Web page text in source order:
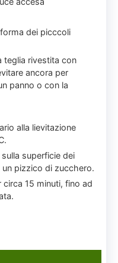
dei picccoli
teglia rivestita con
ancora per
panno o con la
alla lievitazione
superficie dei
pizzico di zucchero.
circa 15 minuti, fino ad